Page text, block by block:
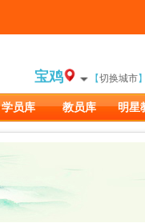
宝鸡 【切换城市
学员库 教员库 明星